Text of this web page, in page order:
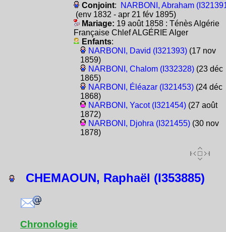
Conjoint:
NARBONI, Abraham
(env 1832 - apr 21 fév 1895)
Mariage: 19 août 1858 : Ténès Algérie
Française Chlef ALGÉRIE Alger
Enfants:
NARBONI, David (I321393)(17 nov
1859)
NARBONI, Chalom (I332328)(23 déc
1865)
NARBONI, Éléazar (I321453)(24 déc
1868)
NARBONI, Yacot (I321454)(27 août
1872)
NARBONI, Djohra (I321455)(30 nov
1878)
CHEMAOUN, Raphaël (I353885)
Chronologie